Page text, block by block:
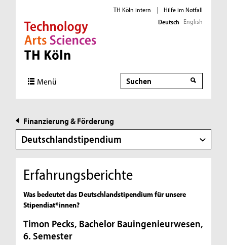
Direkt zur Hauptnavigation
Direkt zur Subnavigation
Direkt zum Inhalt
Direkt zum Fußbereich
TH Köln intern |
Hilfe im Notfall
Deutsch English
Menü Suche
Finanzierung & Förderung
Deutschlandstipendium
Erfahrungsberichte
Was bedeutet das Deutschlandstipendium für unsere
Stipendiat*innen?
Timon Pecks, Bachelor Bauingenieurwesen,
6. Semester